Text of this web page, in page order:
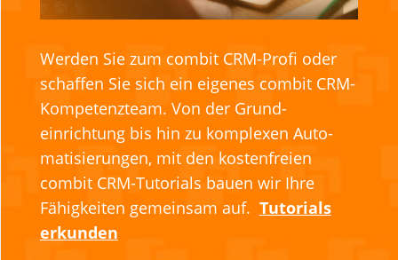
Werden Sie zum combit CRM-Profi oder
schaffen Sie sich ein eigenes combit CRM-
Kompe­tenz­team. Von der Grund­
einrichtung bis hin zu komplexen Auto­
mati­sierungen, mit den kosten­freien
combit CRM-Tutorials bauen wir Ihre
Fähigkeiten gemeinsam auf. Tutorials
erkunden